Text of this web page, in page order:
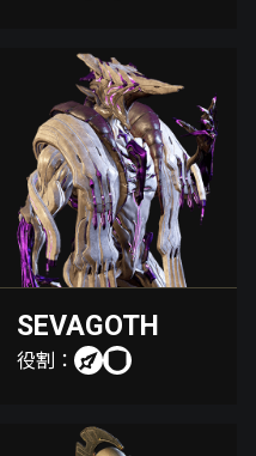
SEVAGOTH
役割：